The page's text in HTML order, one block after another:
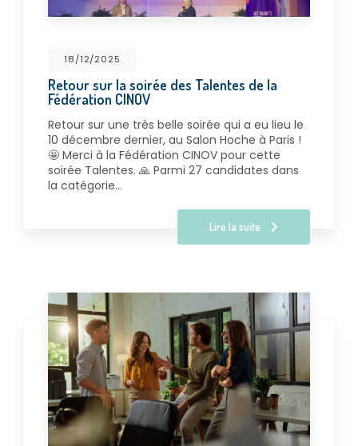
18/12/2025
Retour sur la soirée des Talentes de la
Fédération CINOV
Retour sur une très belle soirée qui a eu lieu le
10 décembre dernier, au Salon Hoche à Paris !
🤩 Merci à la Fédération CINOV pour cette
soirée Talentes. 🙏 Parmi 27 candidates dans
la catégorie…
Lire la suite